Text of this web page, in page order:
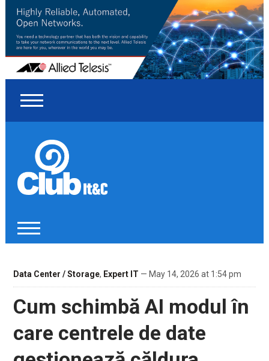
Data Center / Storage, Expert IT — May 14, 2026 at 1:54 pm
Cum schimbă AI modul în
care centrele de date